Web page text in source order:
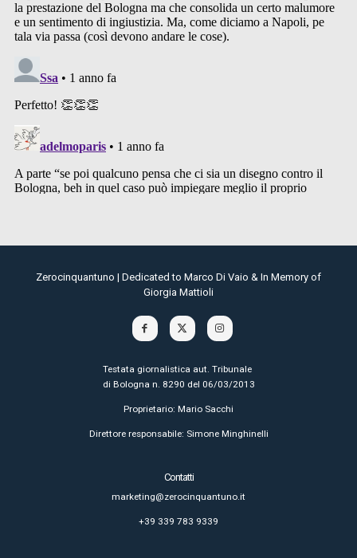
Zerocinquantuno | Dedicated to Marco Di Vaio & In Memory of
Giorgia Mattioli
Testata giornalistica aut. Tribunale
di Bologna n. 8290 del 06/03/2013
Proprietario: Mario Sacchi
Direttore responsabile: Simone Minghinelli
Contatti
marketing@zerocinquantuno.it
+39 339 783 9339